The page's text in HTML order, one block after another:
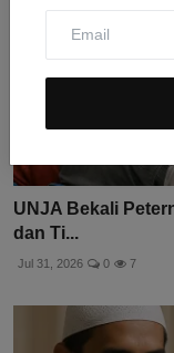
UNJA Bekali
dan Ti...
Jul 31, 2026 0 7